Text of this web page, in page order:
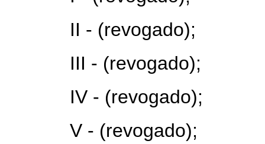
II - (revogado);
III - (revogado);
IV - (revogado);
V - (revogado);